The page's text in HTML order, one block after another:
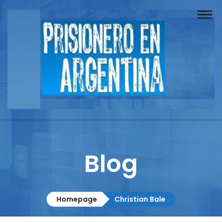
Buscador
Documentos
Columnistas
Contacto
Blog
Homepage Christian Bale